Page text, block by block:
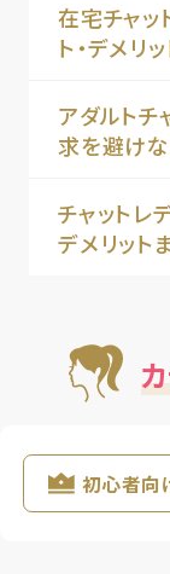
在宅チャッ
ト・デメリ
アダルトチ
求を避け
チャットレ
デメリッ
初心者向